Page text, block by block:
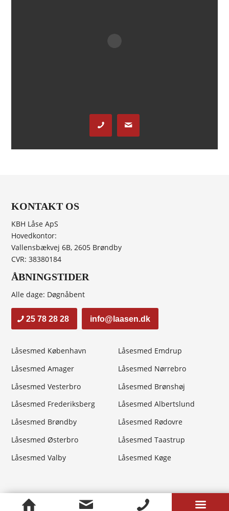
KONTAKT OS
KBH Låse ApS
Hovedkontor:
Vallensbækvej 6B, 2605 Brøndby
CVR: 38380184
ÅBNINGSTIDER
Alle dage: Døgnåbent
25 78 28 28 info@laasen.dk
Låsesmed København
Låsesmed Amager
Låsesmed Vesterbro
Låsesmed Frederiksberg
Låsesmed Brøndby
Låsesmed Østerbro
Låsesmed Valby
Låsesmed Emdrup
Låsesmed Nørrebro
Låsesmed Brønshøj
Låsesmed Albertslund
Låsesmed Rødovre
Låsesmed Taastrup
Låsesmed Køge